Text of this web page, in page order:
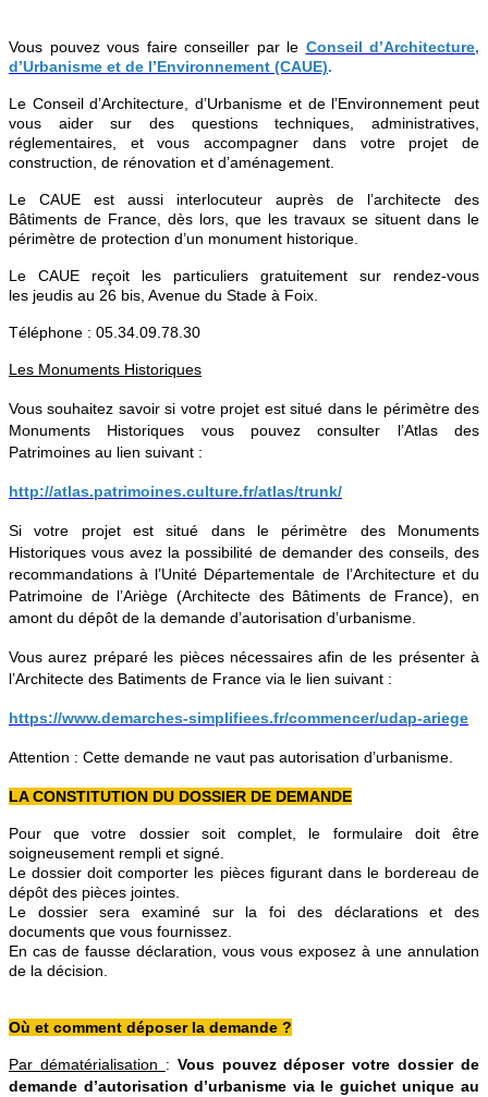
Vous pouvez vous faire conseiller par le Conseil d’Architecture,
d’Urbanisme et de l’Environnement (CAUE).
Le Conseil d’Architecture, d’Urbanisme et de l’Environnement peut
vous aider sur des questions techniques, administratives,
réglementaires, et vous accompagner dans votre projet de
construction, de rénovation et d’aménagement.
Le CAUE est aussi interlocuteur auprès de l’architecte des
Bâtiments de France, dès lors, que les travaux se situent dans le
périmètre de protection d’un monument historique.
Le CAUE reçoit les particuliers gratuitement sur rendez-vous
les jeudis au 26 bis, Avenue du Stade à Foix.
Téléphone : 05.34.09.78.30
Les Monuments Historiques
Vous souhaitez savoir si votre projet est situé dans le périmètre des
Monuments Historiques vous pouvez consulter l’Atlas des
Patrimoines au lien suivant :
http://atlas.patrimoines.culture.fr/atlas/trunk/
Si votre projet est situé dans le périmètre des Monuments
Historiques vous avez la possibilité de demander des conseils, des
recommandations à l’Unité Départementale de l’Architecture et du
Patrimoine de l’Ariège (Architecte des Bâtiments de France), en
amont du dépôt de la demande d’autorisation d’urbanisme.
Vous aurez préparé les pièces nécessaires afin de les présenter à
l’Architecte des Batiments de France via le lien suivant :
https://www.demarches-simplifiees.fr/commencer/udap-ariege
Attention : Cette demande ne vaut pas autorisation d’urbanisme.
LA CONSTITUTION DU DOSSIER DE DEMANDE
Pour que votre dossier soit complet, le formulaire doit être
soigneusement rempli et signé.
Le dossier doit comporter les pièces figurant dans le bordereau de
dépôt des pièces jointes.
Le dossier sera examiné sur la foi des déclarations et des
documents que vous fournissez.
En cas de fausse déclaration, vous vous exposez à une annulation
de la décision.
Où et comment déposer la demande ?
Par dématérialisation : Vous pouvez déposer votre dossier de
demande d’autorisation d’urbanisme via le guichet unique au